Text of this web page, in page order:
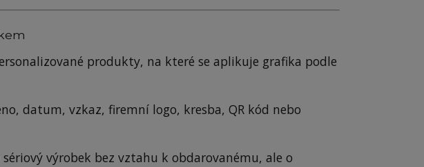
produkty, na které se aplikuje grafika podle
datum, vzkaz, firemní logo, kresba, QR kód nebo
výrobek bez vztahu k obdarovanému, ale o